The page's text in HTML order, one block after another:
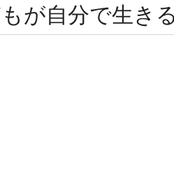
が自分で生き